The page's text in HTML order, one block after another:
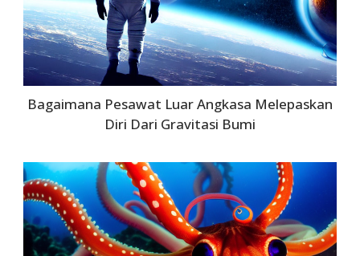
Bagaimana Pesawat Luar Angkasa Melepaskan
Diri Dari Gravitasi Bumi